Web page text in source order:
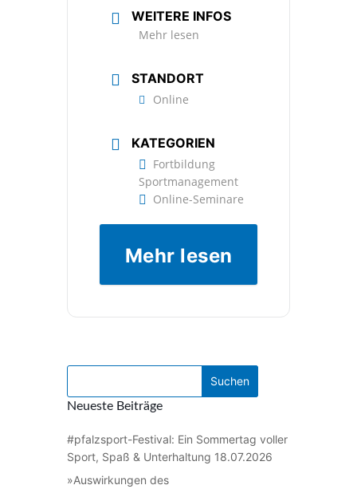
WEITERE INFOS
Mehr lesen
STANDORT
Online
KATEGORIEN
Fortbildung
Sportmanagement
Online-Seminare
Mehr lesen
Neueste Beiträge
#pfalzsport-Festival: Ein Sommertag voller
Sport, Spaß & Unterhaltung 18.07.2026
»Auswirkungen des